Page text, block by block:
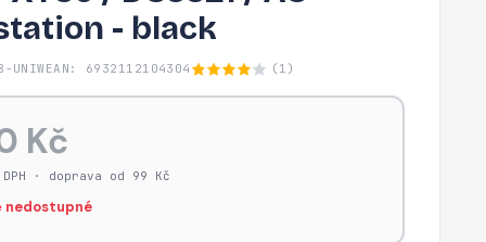
- black
UNIWEAN: 6932112104304 (1)
Kč
· doprava od 99 Kč
nedostupné